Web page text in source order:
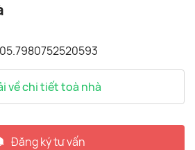
về chi tiết toà nhà
Đăng ký tư vấn